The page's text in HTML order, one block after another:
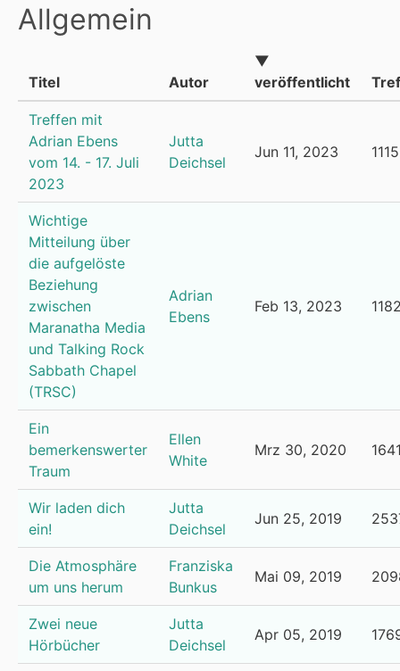
Allgemein
Titel Autor
▼
veröffentlicht
Treffen mit
Adrian Ebens
vom 14. - 17. Juli
2023
Jutta
Deichsel
Jun 11, 2023 1115
Wichtige
Mitteilung über
die aufgelöste
Beziehung
zwischen
Maranatha Media
und Talking Rock
Sabbath Chapel
(TRSC)
Adrian
Ebens
Feb 13, 2023
Ein
bemerkenswerter
Traum
Ellen
White
Mrz 30, 2020
Wir laden dich
ein!
Jutta
Deichsel
Jun 25, 2019
Die Atmosphäre
um uns herum
Franziska
Bunkus
Mai 09, 2019
Zwei neue
Hörbücher
Jutta
Deichsel
Apr 05, 2019